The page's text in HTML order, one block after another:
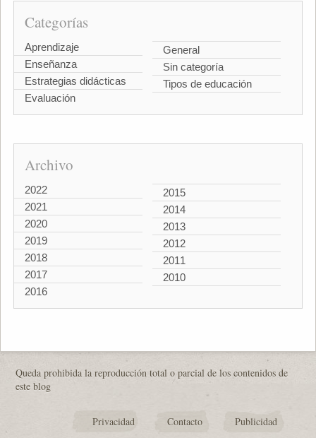
Categorías
Aprendizaje
Enseñanza
Estrategias didácticas
Evaluación
General
Sin categoría
Tipos de educación
Archivo
2022
2021
2020
2019
2018
2017
2016
2015
2014
2013
2012
2011
2010
Queda prohibida la reproducción total o parcial de los contenidos de
este blog
Privacidad Contacto Publicidad